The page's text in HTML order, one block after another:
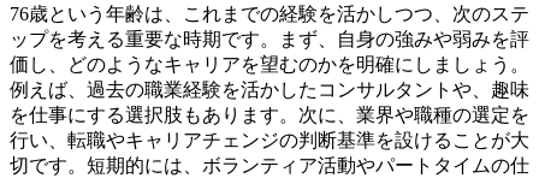
76歳という年齢は、これまでの経験を活かしつつ、次のステ
ップを考える重要な時期です。まず、自身の強みや弱みを評
価し、どのようなキャリアを望むのかを明確にしましょう。
例えば、過去の職業経験を活かしたコンサルタントや、趣味
を仕事にする選択肢もあります。次に、業界や職種の選定を
行い、転職やキャリアチェンジの判断基準を設けることが大
切です。短期的には、ボランティア活動やパートタイムの仕